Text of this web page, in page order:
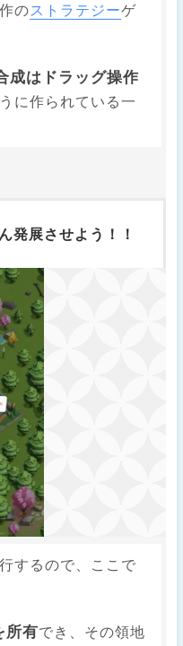
のストラテジーゲ
成はドラッグ操作
に作られている一
発展させよう！！
するので、ここで
所有でき、その領地